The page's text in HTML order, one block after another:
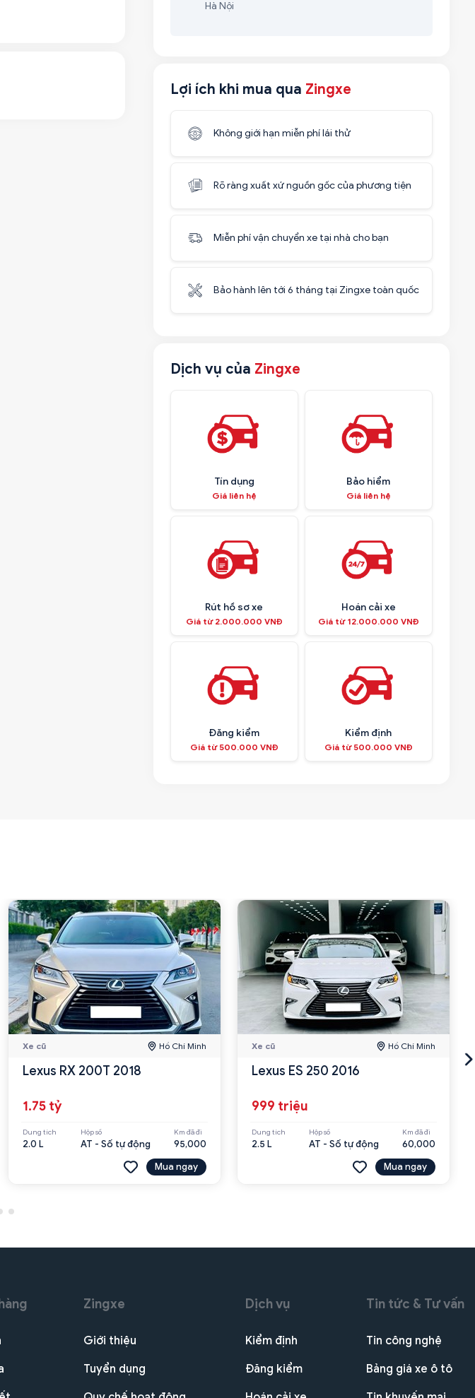
Hà Nội
Lợi ích khi mua qua Zingxe
Không giới hạn miễn phí lái thử
Rõ ràng xuất xứ nguồn gốc của phương tiện
Miễn phí vận chuyển xe tại nhà cho bạn
Bảo hành lên tới 6 tháng tại Zingxe toàn quốc
Dịch vụ của Zingxe
Tín dụng
Giá liên hệ
Bảo hiểm
Giá liên hệ
Rút hồ sơ xe
Giá từ 2.000.000 VNĐ
Hoán cải xe
Giá từ 12.000.000 VNĐ
Đăng kiểm
Giá từ 500.000 VNĐ
Kiểm định
Giá từ 500.000 VNĐ
Xe cũ Hồ Chí Minh
Lexus RX 200T 2018
1.75 tỷ
Dung tích
2.0 L
Hộp số
AT - Số tự động
Km đã đi
95,000
Mua ngay
Xe cũ Hồ Chí Minh
Lexus ES 250 2016
999 triệu
Dung tích
2.5 L
Hộp số
AT - Số tự động
Km đã đi
60,000
Mua ngay
Zingxe
Giới thiệu
Tuyển dụng
Dịch vụ
Kiểm định
Đăng kiểm
Tin tức & Tư vấn
Tin công nghệ
Bảng giá xe ô tô